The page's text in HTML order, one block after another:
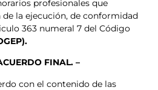
profesionales que
la ejecución, de conformidad
363 numeral 7 del Código
FINAL. –
con el contenido de las